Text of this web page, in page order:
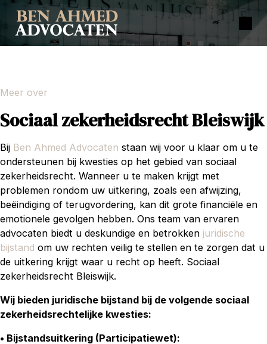
Meer over
Sociaal zekerheidsrecht Bleiswijk
Bij Ben Ahmed Advocaten staan wij voor u klaar om u te
ondersteunen bij kwesties op het gebied van sociaal
zekerheidsrecht. Wanneer u te maken krijgt met
problemen rondom uw uitkering, zoals een afwijzing,
beëindiging of terugvordering, kan dit grote financiële en
emotionele gevolgen hebben. Ons team van ervaren
advocaten biedt u deskundige en betrokken juridische
bijstand om uw rechten veilig te stellen en te zorgen dat u
de uitkering krijgt waar u recht op heeft. Sociaal
zekerheidsrecht Bleiswijk.
Wij bieden juridische bijstand bij de volgende sociaal
zekerheidsrechtelijke kwesties:
• Bijstandsuitkering (Participatiewet):